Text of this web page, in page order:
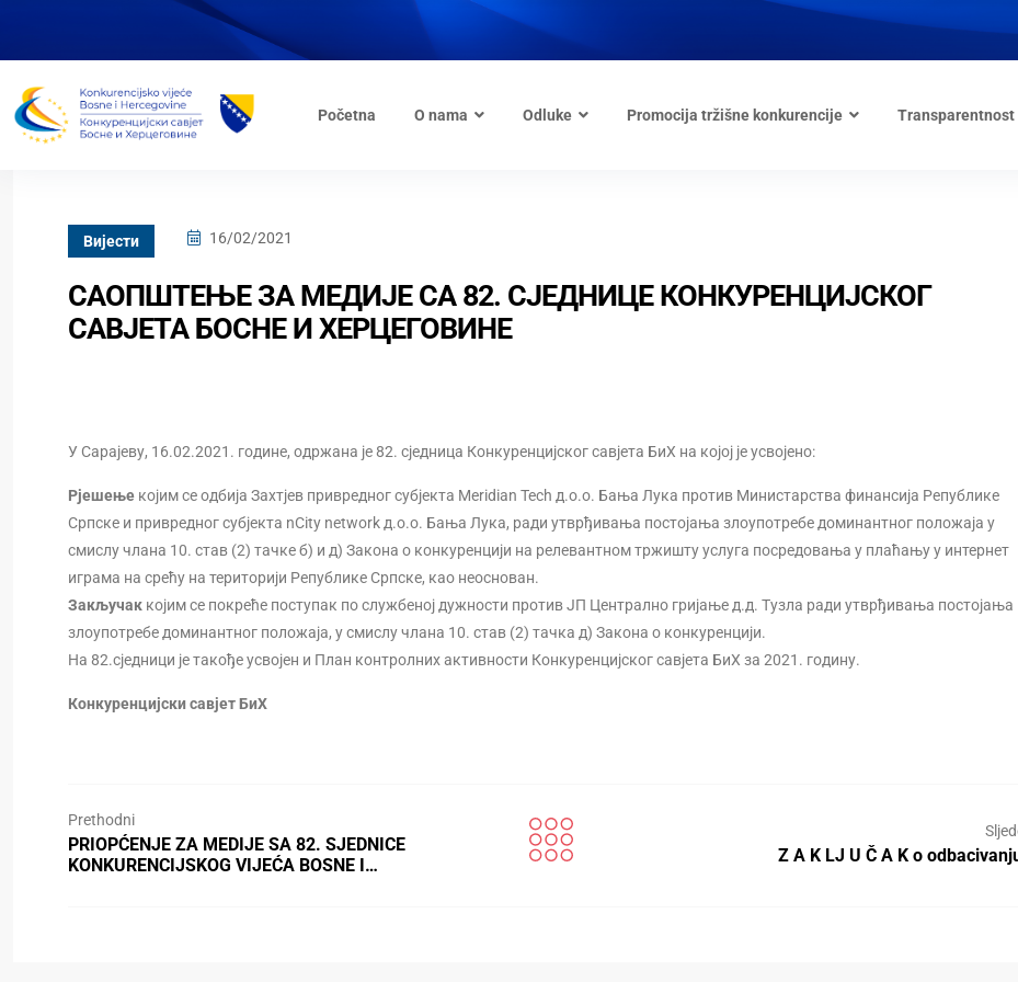
Početna O nama Odluke Promocija tržišne konkurencije Transparentnost
Вијести 16/02/2021
САОПШТЕЊЕ ЗА МЕДИЈЕ СА 82. СЈЕДНИЦЕ КОНКУРЕНЦИЈСКОГ
САВЈЕТА БОСНЕ И ХЕРЦЕГОВИНЕ
У Сарајеву, 16.02.2021. године, одржана је 82. сједница Конкуренцијског савјета БиХ на којој је усвојено:
Рјешење којим се одбија Захтјев привредног субјекта Meridian Tech д.о.о. Бања Лука против Министарства финансија Републике
Српске и привредног субјекта nCity network д.о.о. Бања Лука, ради утврђивања постојања злоупотребе доминантног положаја у
смислу члана 10. став (2) тачке б) и д) Закона о конкуренцији на релевантном тржишту услуга посредовања у плаћању у интернет
играма на срећу на територији Републике Српске, као неоснован.
Закључак којим се покреће поступак по службеној дужности против ЈП Централно гријање д.д. Тузла ради утврђивања постојања
злоупотребе доминантног положаја, у смислу члана 10. став (2) тачка д) Закона о конкуренцији.
На 82.сједници је такође усвојен и План контролних активности Конкуренцијског савјета БиХ за 2021. годину.
Конкуренцијски савјет БиХ
Prethodni
PRIOPĆENJE ZA MEDIJE SA 82. SJEDNICE
KONKURENCIJSKOG VIJEĆA BOSNE I…
Z A K LJ U Č A K o